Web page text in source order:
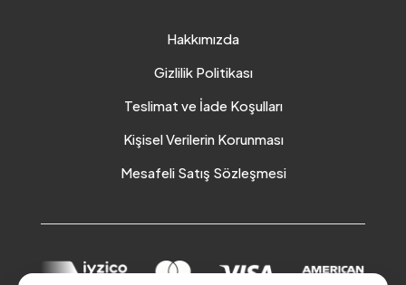
Hakkımızda
Gizlilik Politikası
Teslimat ve İade Koşulları
Kişisel Verilerin Korunması
Mesafeli Satış Sözleşmesi